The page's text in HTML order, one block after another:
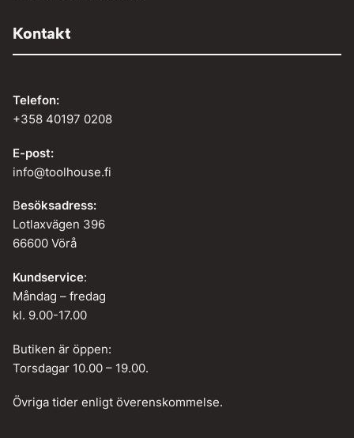
Kontakt
Telefon:
+358 40197 0208
E-post:
info@toolhouse.fi
Besöksadress:
Lotlaxvägen 396
66600 Vörå
Kundservice:
Måndag – fredag
kl. 9.00-17.00
Butiken är öppen:
Torsdagar 10.00 – 19.00.
Övriga tider enligt överenskommelse.